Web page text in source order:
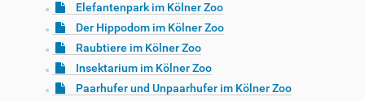
Elefantenpark im Kölner Zoo
Der Hippodom im Kölner Zoo
Raubtiere im Kölner Zoo
Insektarium im Kölner Zoo
Paarhufer und Unpaarhufer im Kölner Zoo